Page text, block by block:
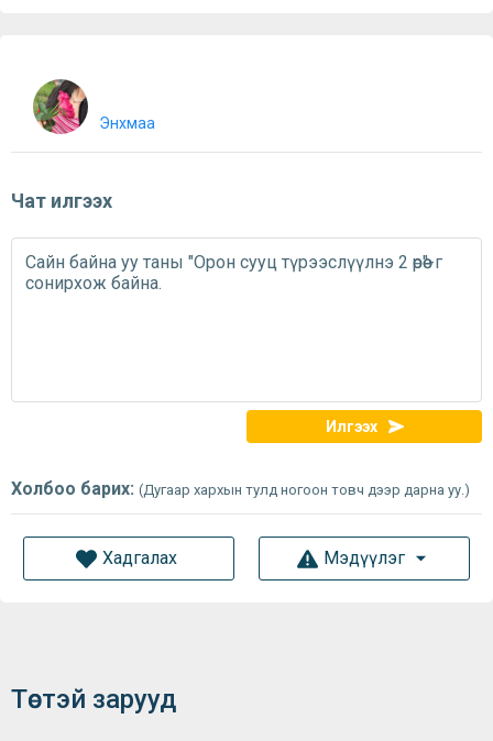
Энхмаа
Чат илгээх
Илгээх
Холбоо барих: (Дугаар хархын тулд ногоон товч дээр дарна уу.)
Хадгалах Мэдүүлэг
Төстэй зарууд